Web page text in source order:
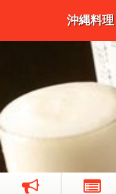
沖縄料